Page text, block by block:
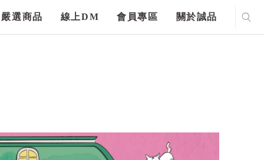
嚴選商品 線上DM 會員專區 關於誠品